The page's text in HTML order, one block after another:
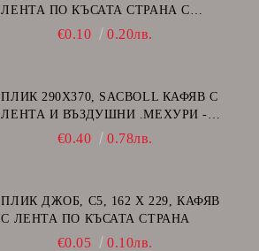
ЛЕНТА ПО КЪСАТА СТРАНА С
ДЕСЕН ПРОЗОРЕЦ
€0.10 0.20лв.
ПЛИК 290Х370, SACBOLL КАФЯВ С
ЛЕНТА И ВЪЗДУШНИ .МЕХУРИ -
€0.40 0.78лв.
ПЛИК ДЖОБ, C5, 162 Х 229, КАФЯВ
С ЛЕНТА ПО КЪСАТА СТРАНА
€0.05 0.10лв.